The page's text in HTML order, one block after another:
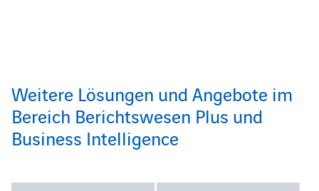
Weitere Lösungen und Angebote im
Bereich Berichtswesen Plus und
Business Intelligence